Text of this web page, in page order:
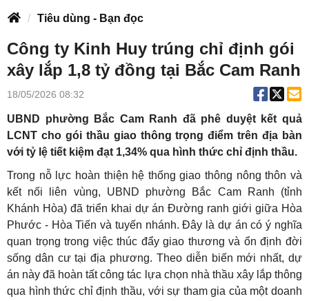
Tiêu dùng - Bạn đọc
Công ty Kinh Huy trúng chỉ định gói
xây lắp 1,8 tỷ đồng tại Bắc Cam Ranh
18/05/2026 08:32
UBND phường Bắc Cam Ranh đã phê duyệt kết quả
LCNT cho gói thầu giao thông trọng điểm trên địa bàn
với tỷ lệ tiết kiệm đạt 1,34% qua hình thức chỉ định thầu.
Trong nỗ lực hoàn thiện hệ thống giao thông nông thôn và
kết nối liên vùng, UBND phường Bắc Cam Ranh (tỉnh
Khánh Hòa) đã triển khai dự án Đường ranh giới giữa Hòa
Phước - Hòa Tiến và tuyến nhánh. Đây là dự án có ý nghĩa
quan trọng trong việc thúc đẩy giao thương và ổn định đời
sống dân cư tại địa phương. Theo diễn biến mới nhất, dự
án này đã hoàn tất công tác lựa chọn nhà thầu xây lắp thông
qua hình thức chỉ định thầu, với sự tham gia của một doanh